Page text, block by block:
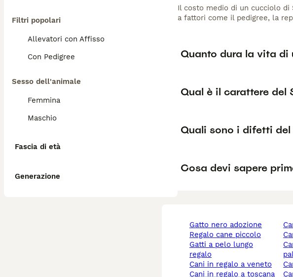
Filtri popolari
Allevatori con Affisso
Con Pedigree
Sesso dell'animale
Femmina
Maschio
Fascia di età
Generazione
Il costo medio di un cucciolo di
a fattori come il pedigree, la
Quanto dura la vita di
Qual è il carattere del
Quali sono i difetti del
Cosa devi sapere
gatto nero adozione
regalo cane piccolo
gatti a pelo lungo
regalo
cani in regalo a veneto
cani in regalo a toscana
cani in regalo a
cani in regalo a